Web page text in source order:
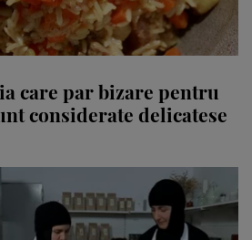
care par bizare pentru
considerate delicatese